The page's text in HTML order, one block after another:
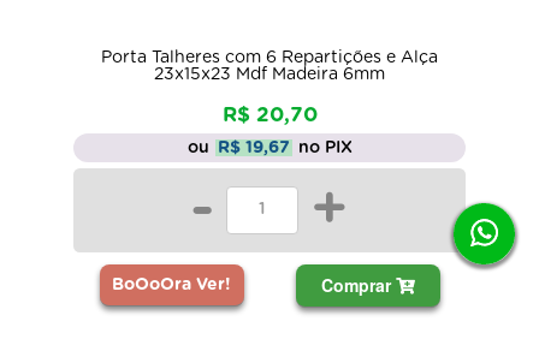
Porta Talheres com 6 Repartições e Alça
23x15x23 Mdf Madeira 6mm
R$ 20,70
ou R$ 19,67 no PIX
- +
BoOoOra Ver! Comprar